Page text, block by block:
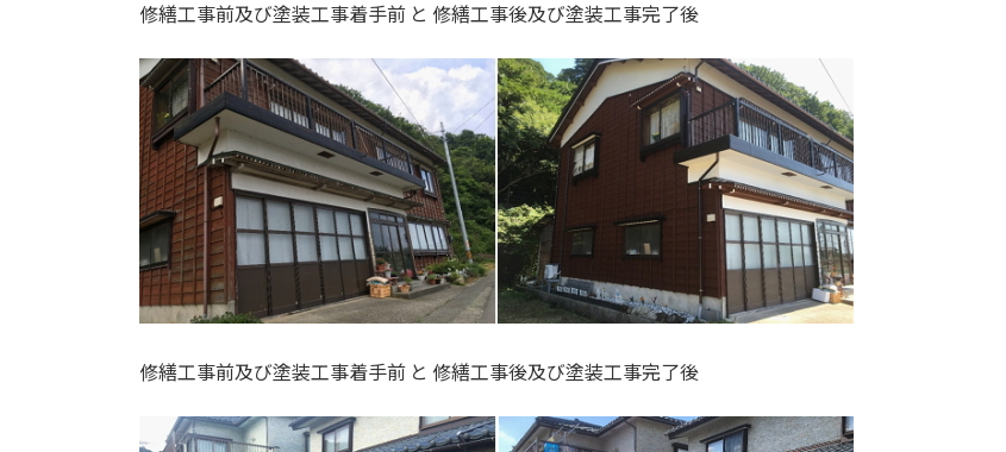
修繕工事前及び塗装工事着手前 と 修繕工事後及び塗装工事完了後
修繕工事前及び塗装工事着手前 と 修繕工事後及び塗装工事完了後